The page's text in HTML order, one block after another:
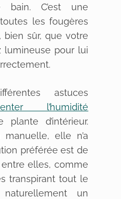
C’est une
les fougères
bien sûr, que votre
lumineuse pour lui
astuces
l’humidité
plante d’intérieur.
elle n’a
préférée est de
elles, comme
transpirant tout le
un